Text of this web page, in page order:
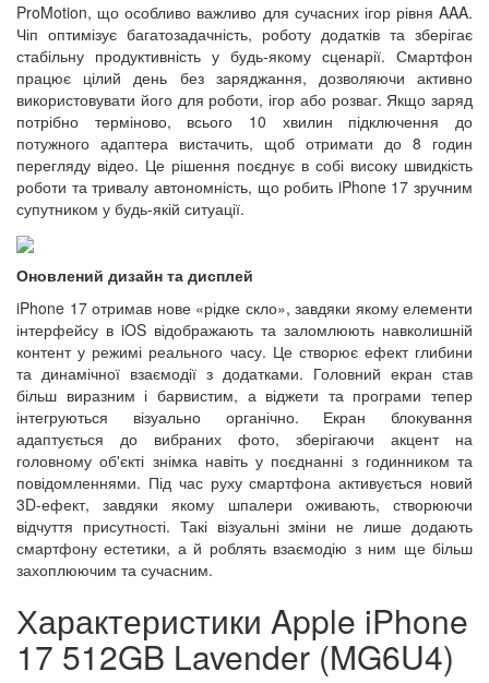
ProMotion, що особливо важливо для сучасних ігор рівня AAA.
Чіп оптимізує багатозадачність, роботу додатків та зберігає
стабільну продуктивність у будь-якому сценарії. Смартфон
працює цілий день без заряджання, дозволяючи активно
використовувати його для роботи, ігор або розваг. Якщо заряд
потрібно терміново, всього 10 хвилин підключення до
потужного адаптера вистачить, щоб отримати до 8 годин
перегляду відео. Це рішення поєднує в собі високу швидкість
роботи та тривалу автономність, що робить iPhone 17 зручним
супутником у будь-якій ситуації.
Оновлений дизайн та дисплей
iPhone 17 отримав нове «рідке скло», завдяки якому елементи
інтерфейсу в iOS відображають та заломлюють навколишній
контент у режимі реального часу. Це створює ефект глибини
та динамічної взаємодії з додатками. Головний екран став
більш виразним і барвистим, а віджети та програми тепер
інтегруються візуально органічно. Екран блокування
адаптується до вибраних фото, зберігаючи акцент на
головному об'єкті знімка навіть у поєднанні з годинником та
повідомленнями. Під час руху смартфона активується новий
3D-ефект, завдяки якому шпалери оживають, створюючи
відчуття присутності. Такі візуальні зміни не лише додають
смартфону естетики, а й роблять взаємодію з ним ще більш
захоплюючим та сучасним.
Характеристики Apple iPhone
17 512GB Lavender (MG6U4)